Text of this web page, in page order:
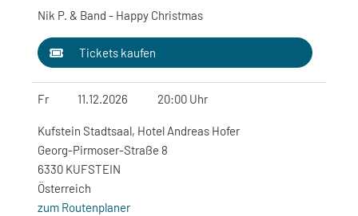
Nik P. & Band - Happy Christmas
Tickets kaufen
Fr 11.12.2026 20:00 Uhr
Kufstein Stadtsaal, Hotel Andreas Hofer
Georg-Pirmoser-Straße 8
6330 KUFSTEIN
Österreich
zum Routenplaner